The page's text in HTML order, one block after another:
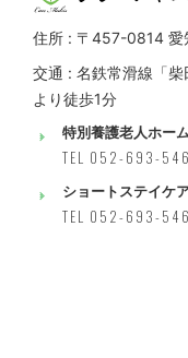
住所 : 〒457-0814 愛
交通 : 名鉄常滑線「
より徒歩1分
特別養護老人ホー
TEL 052-693-
ショートステイケ
TEL 052-693-